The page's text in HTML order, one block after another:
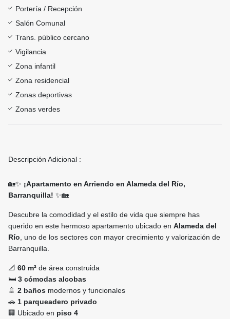
Portería / Recepción
Salón Comunal
Trans. público cercano
Vigilancia
Zona infantil
Zona residencial
Zonas deportivas
Zonas verdes
Descripción Adicional :
🏡✨ ¡Apartamento en Arriendo en Alameda del Río,
Barranquilla! ✨🏡
Descubre la comodidad y el estilo de vida que siempre has
querido en este hermoso apartamento ubicado en Alameda del
Río , uno de los sectores con mayor crecimiento y valorización de
Barranquilla.
📐 60 m² de área construida
🛏️ 3 cómodas alcobas
🚿 2 baños modernos y funcionales
🚗 1 parqueadero privado
🏢 Ubicado en piso 4